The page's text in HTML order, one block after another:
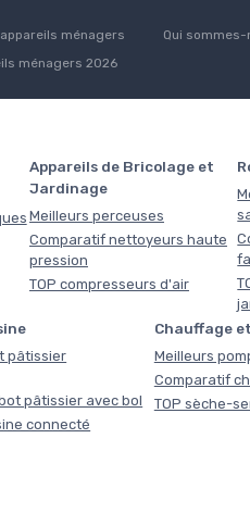
ménagers Qui sommes-
ménagers 2026
Appareils de Bricolage et
Jardinage
Meilleurs perceuses
Comparatif nettoyeurs haute
pression
TOP compresseurs d'air
pâtissier
pâtissier avec bol
connecté
Chauffage
Meilleurs
Comparatif
TOP sèche-